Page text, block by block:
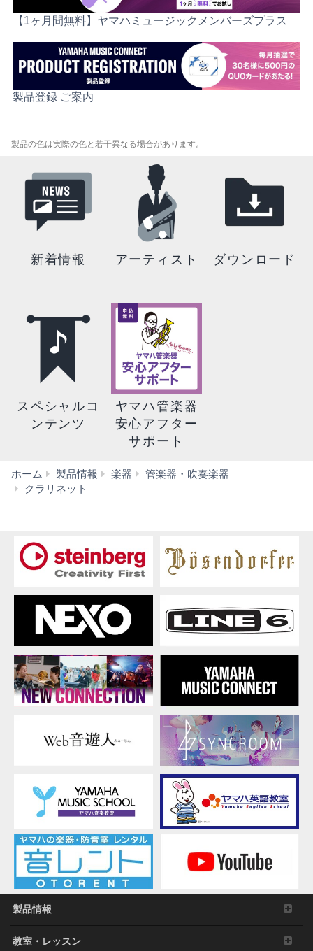
【1ヶ月間無料】ヤマハミュージックメンバーズプラス
製品登録 ご案内
製品の色は実際の色と若干異なる場合があります。
新着情報 アーティスト ダウンロード
スペシャルコ
ンテンツ
ヤマハ管楽器
安心アフター
サポート
ホーム 製品情報 楽器
管楽器・吹奏楽器
クラリネット
製品情報
教室・レッスン